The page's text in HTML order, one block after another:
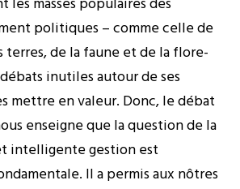
politiques – comme celle de
de la faune et de la flore-
inutiles autour de ses
mettre en valeur. Donc, le débat
enseigne que la question de la
intelligente gestion est
Il a permis aux nôtres